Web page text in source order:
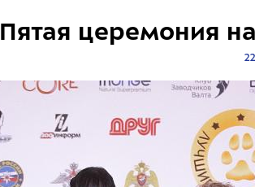
Пятая церемония